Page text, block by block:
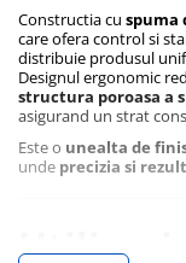
Constructia cu spuma
care ofera control si
distribuie produsul
Designul ergonomic
structura poroasa a
asigurand un strat
Este o unealta de
unde precizia si
Utilizari